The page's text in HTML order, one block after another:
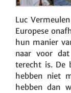
Luc
Europese
hun manier
naar voor
terecht is. De
hebben niet
hebben dan